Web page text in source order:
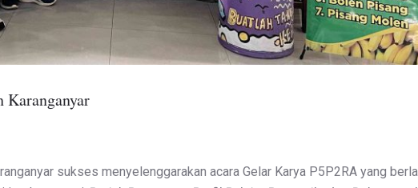
Karanganyar
sukses menyelenggarakan acara Gelar Karya P5P2RA yang